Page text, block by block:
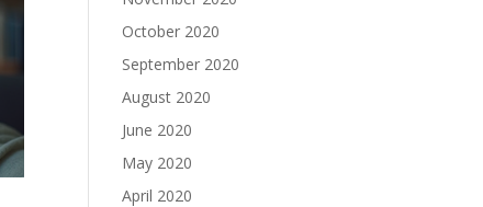
October 2020
September 2020
August 2020
June 2020
May 2020
April 2020